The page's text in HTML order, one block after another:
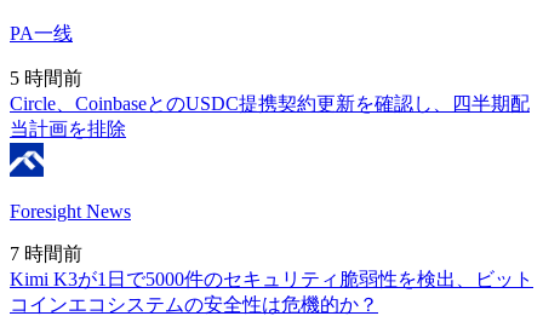
PA一线
5 時間前
Circle、CoinbaseとのUSDC提携契約更新を確認し、四半期配
当計画を排除
Foresight News
7 時間前
Kimi K3が1日で5000件のセキュリティ脆弱性を検出、ビット
コインエコシステムの安全性は危機的か？